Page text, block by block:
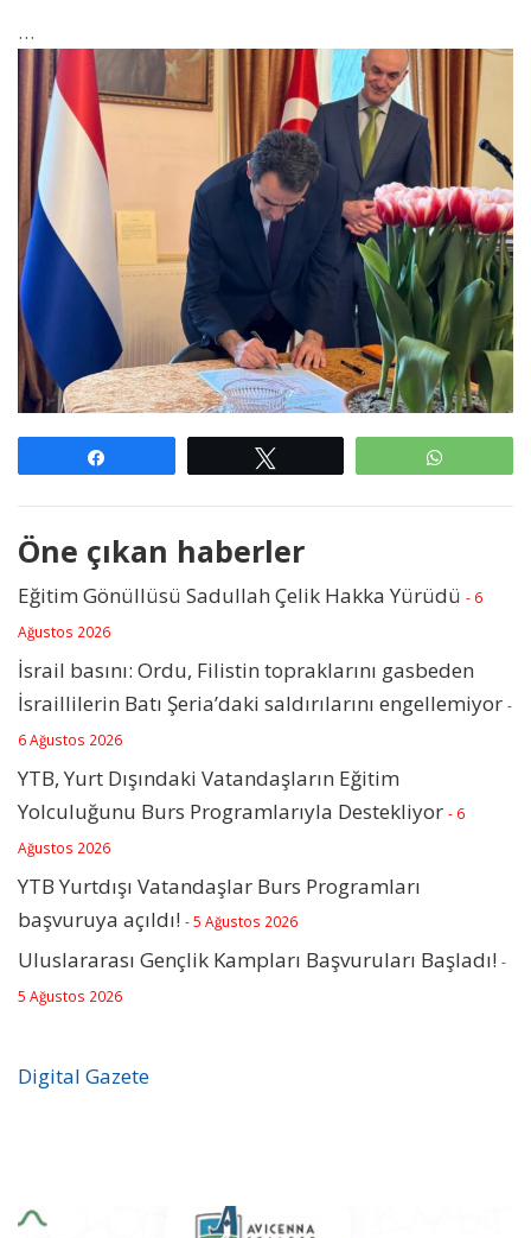
…
Öne çıkan haberler
Eğitim Gönüllüsü Sadullah Çelik Hakka Yürüdü - 6
Ağustos 2026
İsrail basını: Ordu, Filistin topraklarını gasbeden
İsraillilerin Batı Şeria’daki saldırılarını engellemiyor -
6 Ağustos 2026
YTB, Yurt Dışındaki Vatandaşların Eğitim
Yolculuğunu Burs Programlarıyla Destekliyor - 6
Ağustos 2026
YTB Yurtdışı Vatandaşlar Burs Programları
başvuruya açıldı! - 5 Ağustos 2026
Uluslararası Gençlik Kampları Başvuruları Başladı! -
5 Ağustos 2026
Digital Gazete